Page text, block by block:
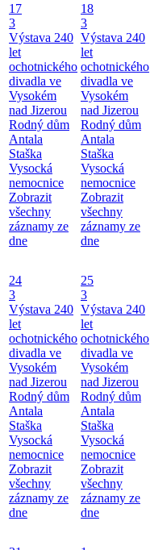
17
3
Výstava 240
let
ochotnického
divadla ve
Vysokém
nad Jizerou
Rodný dům
Antala
Staška
Vysocká
nemocnice
Zobrazit
všechny
záznamy ze
dne
18
3
Výstava 240
let
ochotnického
divadla ve
Vysokém
nad Jizerou
Rodný dům
Antala
Staška
Vysocká
nemocnice
Zobrazit
všechny
záznamy ze
dne
24
3
Výstava 240
let
ochotnického
divadla ve
Vysokém
nad Jizerou
Rodný dům
Antala
Staška
Vysocká
nemocnice
Zobrazit
všechny
záznamy ze
dne
25
3
Výstava 240
let
ochotnického
divadla ve
Vysokém
nad Jizerou
Rodný dům
Antala
Staška
Vysocká
nemocnice
Zobrazit
všechny
záznamy ze
dne